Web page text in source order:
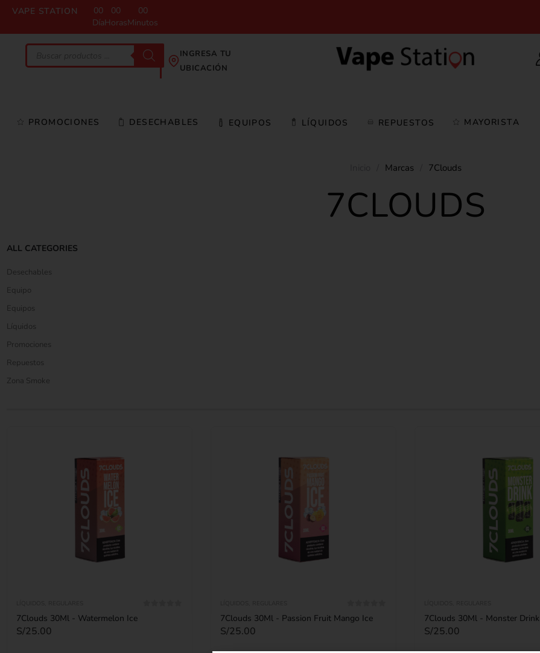
VAPE STATION
00
Día
00
Horas
00
Minutos
INGRESA TU
UBICACIÓN
PROMOCIONES DESECHABLES EQUIPOS LÍQUIDOS REPUESTOS MAYORISTA
Marcas 7Clouds
7CLOUDS
ALL CATEGORIES
Desechables
Equipo
Equipos
Líquidos
Promociones
Repuestos
Zona Smoke
7Clouds 30Ml - Watermelon Ice
S/25.00
7Clouds 30Ml - Passion Fruit Mango Ice
S/25.00
7Clouds 30Ml - Monster Drink
S/25.00